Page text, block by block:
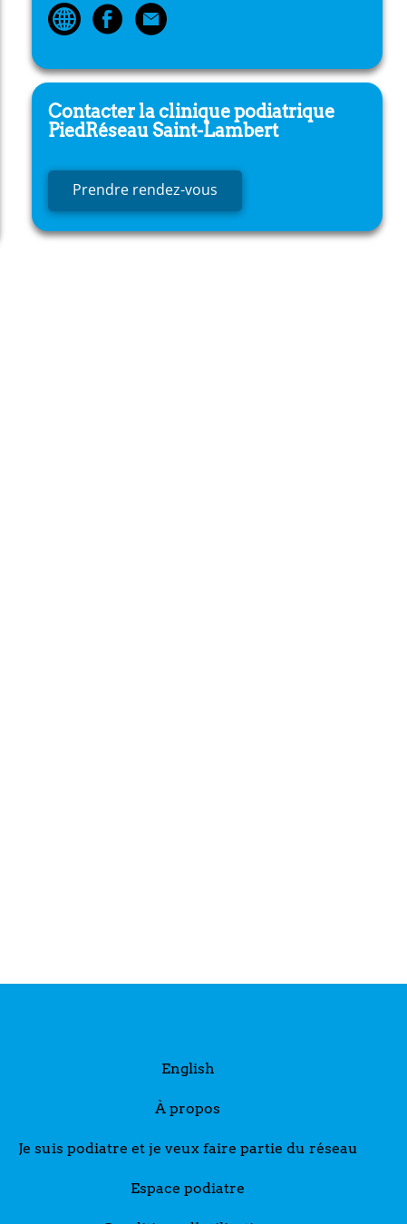
Contacter la clinique podiatrique
PiedRéseauSaint-Lambert
Prendre rendez-vous
English
À propos
Je suis podiatre et je veux faire partie du réseau
Espace podiatre